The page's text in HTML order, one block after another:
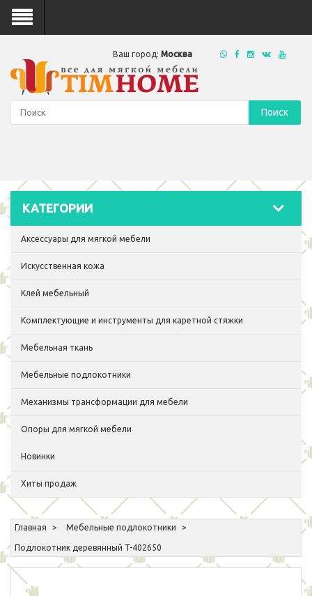
Ваш город: Москва
Поиск
КАТЕГОРИИ
Аксессуары для мягкой мебели
Искусственная кожа
Клей мебельный
Комплектующие и инструменты для каретной стяжки
Мебельная ткань
Мебельные подлокотники
Механизмы трансформации для мебели
Опоры для мягкой мебели
Новинки
Хиты продаж
Главная Мебельные подлокотники
Подлокотник деревянный T-402650